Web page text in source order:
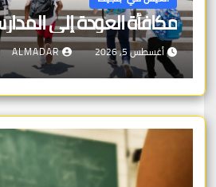
مكافأة العودة إلى
أغسطس 5, 2026 ALMADAR